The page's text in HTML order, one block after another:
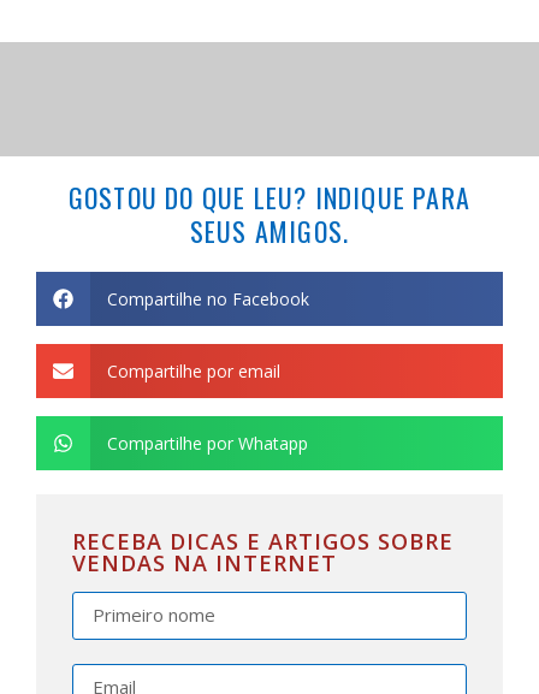
GOSTOU DO QUE LEU? INDIQUE PARA
SEUS AMIGOS.
Compartilhe no Facebook
Compartilhe por email
Compartilhe por Whatapp
RECEBA DICAS E ARTIGOS SOBRE
VENDAS NA INTERNET